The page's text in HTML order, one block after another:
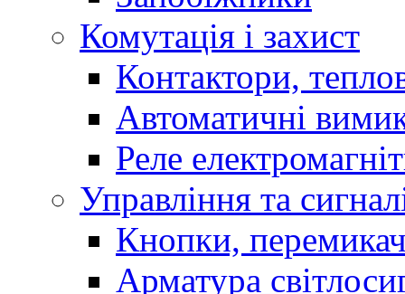
Комутація і захист
Контактори,
Автоматичні
Реле
Управління та
Кнопки,
Арматура